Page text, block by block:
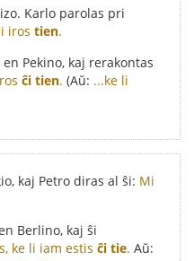
Karlo parolas pri
iros tien.
Pekino, kaj rerakontas
ĉi tien. (Aŭ: ...ke li
kaj Petro diras al ŝi: Mi
Berlino, kaj ŝi
ke li iam estis ĉi tie. Aŭ: